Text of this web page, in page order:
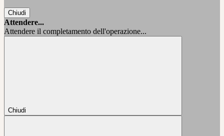
Chiudi
Attendere...
Attendere il completamento dell'operazione...
Chiudi